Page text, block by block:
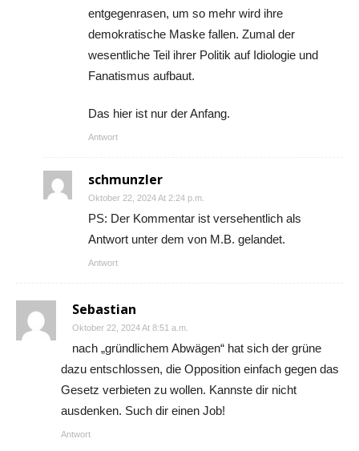
entgegenrasen, um so mehr wird ihre
demokratische Maske fallen. Zumal der
wesentliche Teil ihrer Politik auf Idiologie und
Fanatismus aufbaut.
Das hier ist nur der Anfang.
Antwort
schmunzler
Oktober 22, 2024 At 2:24 p.m.
PS: Der Kommentar ist versehentlich als
Antwort unter dem von M.B. gelandet.
Antwort
Sebastian
Oktober 22, 2024 At 8:51 a.m.
nach „gründlichem Abwägen“ hat sich der grüne
dazu entschlossen, die Opposition einfach gegen das
Gesetz verbieten zu wollen. Kannste dir nicht
ausdenken. Such dir einen Job!
Antwort